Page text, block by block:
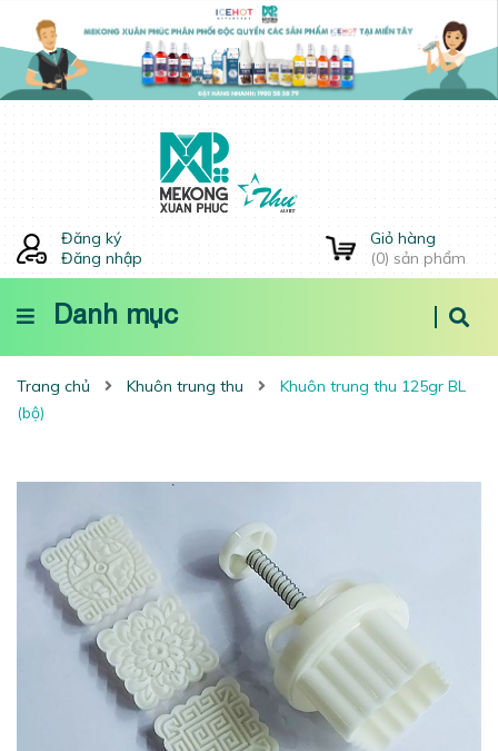
Đăng ký
Đăng nhập
Giỏ hàng
(0) sản phẩm
Danh mục
Trang chủ Khuôn trung thu
Khuôn trung thu 125gr BL
(bộ)